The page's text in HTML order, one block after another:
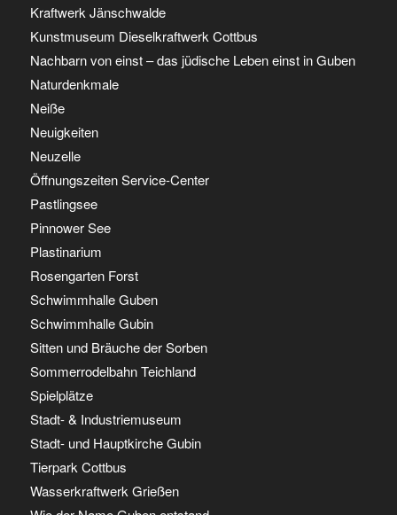
Kraftwerk Jänschwalde
Kunstmuseum Dieselkraftwerk Cottbus
Nachbarn von einst – das jüdische Leben einst in Guben
Naturdenkmale
Neiße
Neuigkeiten
Neuzelle
Öffnungszeiten Service-Center
Pastlingsee
Pinnower See
Plastinarium
Rosengarten Forst
Schwimmhalle Guben
Schwimmhalle Gubin
Sitten und Bräuche der Sorben
Sommerrodelbahn Teichland
Spielplätze
Stadt- & Industriemuseum
Stadt- und Hauptkirche Gubin
Tierpark Cottbus
Wasserkraftwerk Grießen